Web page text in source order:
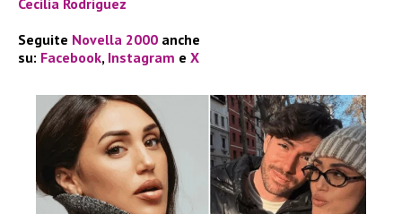
Cecilia Rodriguez
Seguite Novella 2000 anche
su: Facebook, Instagram e X